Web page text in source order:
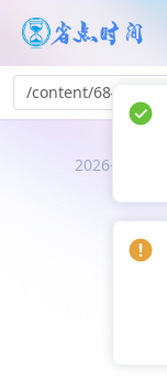
/content/684
2026-08-06